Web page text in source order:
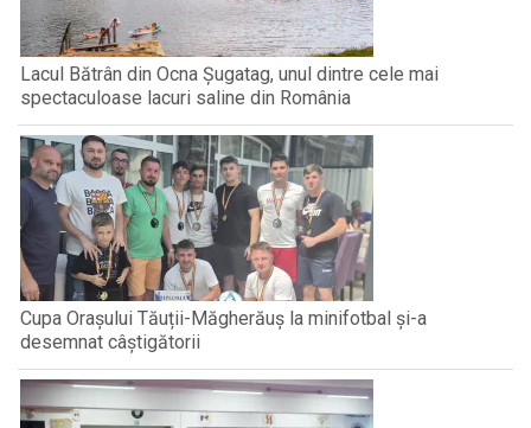
Lacul Bătrân din Ocna Șugatag, unul dintre cele mai
spectaculoase lacuri saline din România
Cupa Orașului Tăuții-Măgherăuș la minifotbal și-a
desemnat câștigătorii